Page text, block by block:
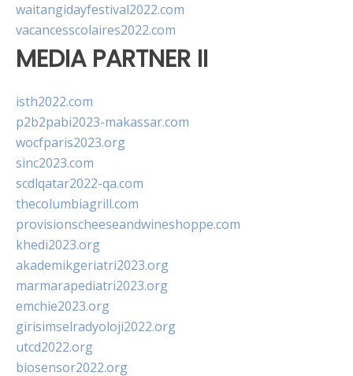
waitangidayfestival2022.com
vacancesscolaires2022.com
MEDIA PARTNER II
isth2022.com
p2b2pabi2023-makassar.com
wocfparis2023.org
sinc2023.com
scdlqatar2022-qa.com
thecolumbiagrill.com
provisionscheeseandwineshoppe.com
khedi2023.org
akademikgeriatri2023.org
marmarapediatri2023.org
emchie2023.org
girisimselradyoloji2022.org
utcd2022.org
biosensor2022.org